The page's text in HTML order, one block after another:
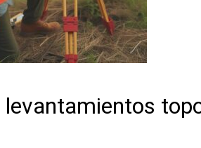
levantamientos